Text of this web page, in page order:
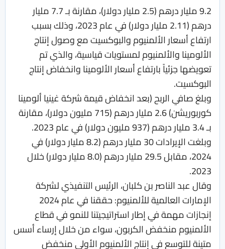
9.2 مليار درهم (2.5 مليار دولار)، مقارنة بـ 7.7 مليار
درهم (2.11 مليار دولار) في عام 2023، وذلك بسبب
ارتفاع أسعار الألمنيوم والبوكسيت مع وصول إنتاج
الألومينا والألمنيوم لمستويات قياسية، والذي تم
تعويضها جزئياً بارتفاع أسعار الألومينا وانخفاض إنتاج
البوكسيت.
وبلغ صافي الربح (بعد انخفاض قيمة شركة غينيا ألومينا
كوربوريشن) 2.6 مليار درهم (715 مليون دولار)، مقارنة
بـ 3.4 مليار درهم (937 مليون دولار) في عام 2023.
وبلغت الإيرادات 30 مليار درهم (8.2 مليار دولار) في
2024، مقابل 29.5 مليار درهم (8.0 مليار دولار) خلال
2023.
وقال عبد الناصر بن كلبان، الرئيس التنفيذي لشركة
الإمارات العالمية للألمنيوم: حققنا في عام 2024
إنجازات مهمة في إطار استراتيجيتنا للنمو في قطاع
الألمنيوم منخفض الكربون، سواء من خلال إرساء أسس
متينة للتوسع في إنتاج الألمنيوم الأولي منخفض